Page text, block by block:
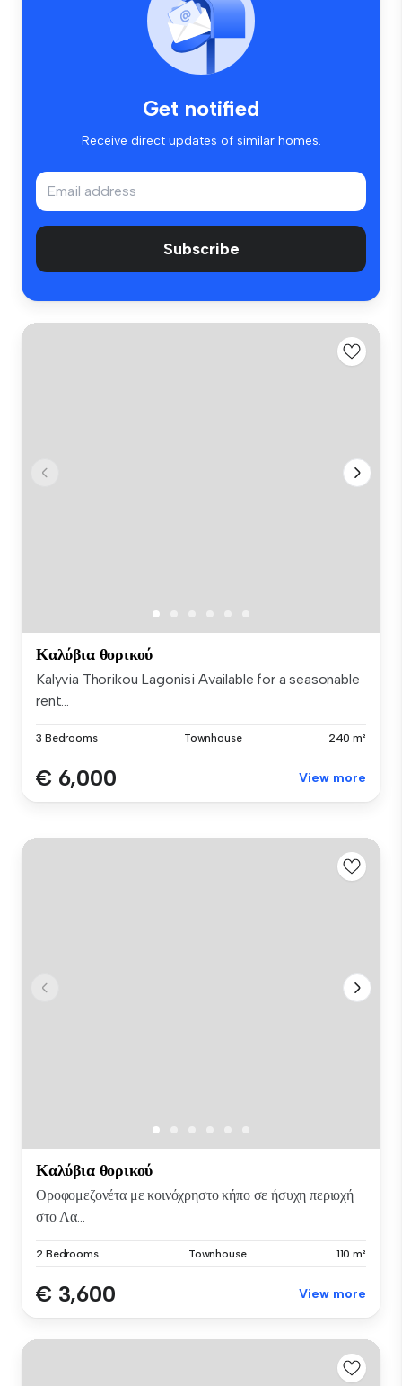
Get notified
Receive direct updates of similar homes.
Subscribe
Καλύβια θορικού
Kalyvia Thorikou Lagonisi Available for a seasonable
rent...
3 Bedrooms Townhouse 240 m²
€ 6,000 View more
Καλύβια θορικού
Οροφομεζονέτα με κοινόχρηστο κήπο σε ήσυχη περιοχή
στο Λα...
2 Bedrooms Townhouse 110 m²
€ 3,600 View more